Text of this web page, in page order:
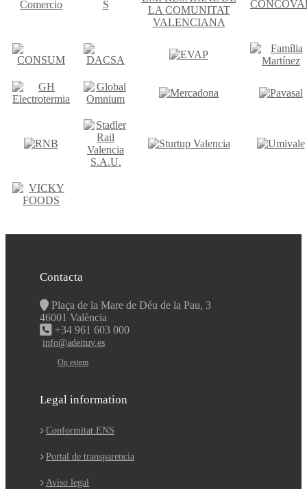
Contacta
Plaça de la Mare de Déu de la Pau, 3
46001 València
+34 961 603 000
info@adeituv.es
On estem
Legal information
Conformitat ENS
Portal de transparencia
Aviso legal